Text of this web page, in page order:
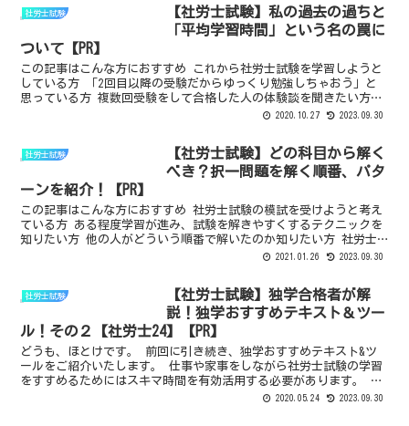
社労士試験
【社労士試験】私の過去の過ちと
「平均学習時間」という名の罠に
ついて【PR】
この記事はこんな方におすすめ これから社労士試験を学習しようと
している方 「2回目以降の受験だからゆっくり勉強しちゃおう」と
思っている方 複数回受験をして合格した人の体験談を聞きたい方
今年も受けようと思ってるけど、前回よりは知識も付いてる...
2020.10.27 2023.09.30
社労士試験
【社労士試験】どの科目から解く
べき？択一問題を解く順番、パタ
ーンを紹介！【PR】
この記事はこんな方におすすめ 社労士試験の模試を受けようと考え
ている方 ある程度学習が進み、試験を解きやすくするテクニックを
知りたい方 他の人がどういう順番で解いたのか知りたい方 社労士
試験の科目って多いし、試験の時間も長いから集中力が途切...
2021.01.26 2023.09.30
社労士試験
【社労士試験】独学合格者が解
説！独学おすすめテキスト＆ツー
ル！その２【社労士24】【PR】
どうも、ほとけです。 前回に引き続き、独学おすすめテキスト&ツ
ールをご紹介いたします。 仕事や家事をしながら社労士試験の学習
をすすめるためにはスキマ時間を有効活用する必要があります。 今
回はまとまった時間が取れない方に特に有益なものになって...
2020.05.24 2023.09.30